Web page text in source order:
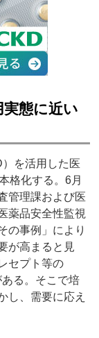
実態に近い
を活用した医
格化する。6月
管理課および医
薬品安全性監視
の事例」により
が高まると見
セプト等の
る。そこで培
し、需要に応え